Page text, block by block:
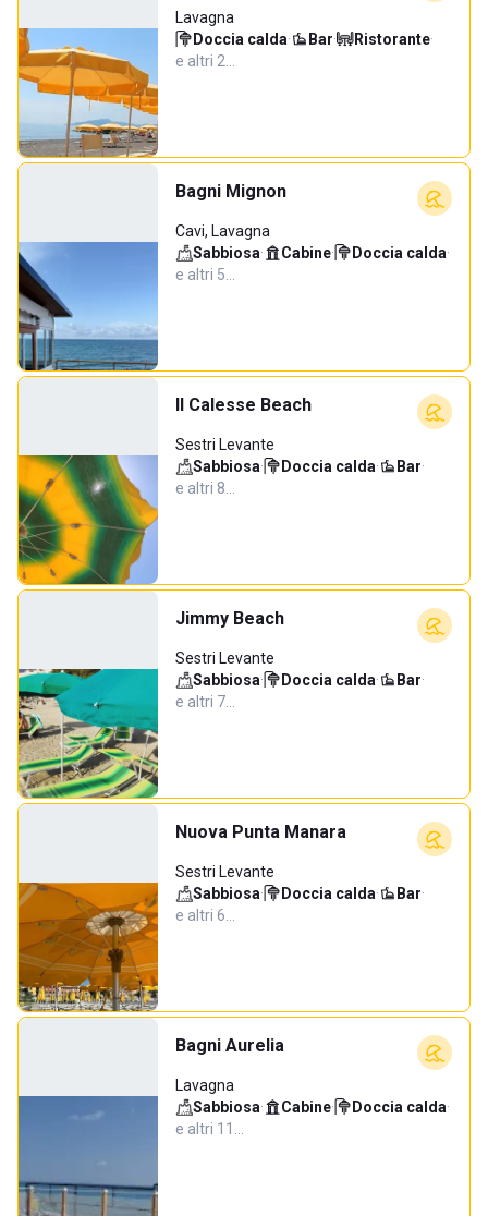
Lavagna
Doccia calda· Bar· Ristorante·
e altri 2…
Bagni Mignon
Cavi, Lavagna
Sabbiosa· Cabine· Doccia calda·
e altri 5…
Il Calesse Beach
Sestri Levante
Sabbiosa· Doccia calda· Bar·
e altri 8…
Jimmy Beach
Sestri Levante
Sabbiosa· Doccia calda· Bar·
e altri 7…
Nuova Punta Manara
Sestri Levante
Sabbiosa· Doccia calda· Bar·
e altri 6…
Bagni Aurelia
Lavagna
Sabbiosa· Cabine· Doccia calda·
e altri 11…